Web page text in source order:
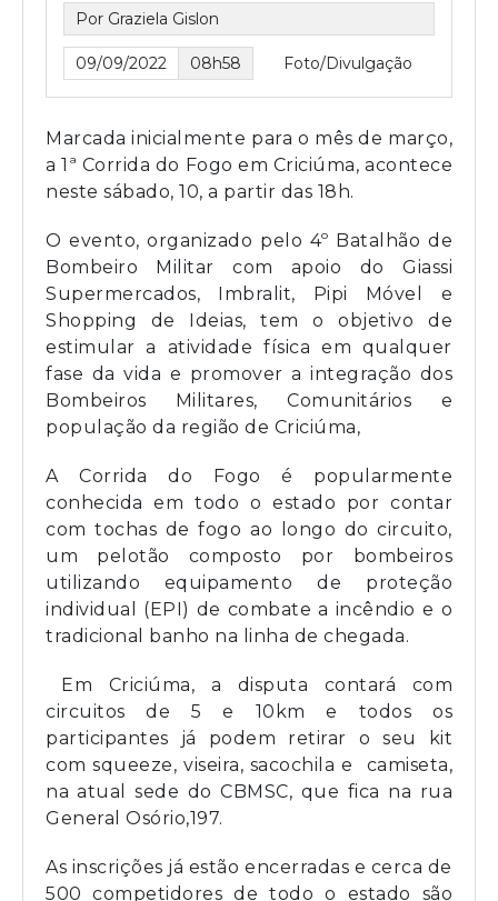
Por Graziela Gislon
09/09/2022 08h58 Foto/Divulgação
Marcada inicialmente para o mês de março,
a 1ª Corrida do Fogo em Criciúma, acontece
neste sábado, 10, a partir das 18h.
O evento, organizado pelo 4º Batalhão de
Bombeiro Militar com apoio do Giassi
Supermercados, Imbralit, Pipi Móvel e
Shopping de Ideias, tem o objetivo de
estimular a atividade física em qualquer
fase da vida e promover a integração dos
Bombeiros Militares, Comunitários e
população da região de Criciúma,
A Corrida do Fogo é popularmente
conhecida em todo o estado por contar
com tochas de fogo ao longo do circuito,
um pelotão composto por bombeiros
utilizando equipamento de proteção
individual (EPI) de combate a incêndio e o
tradicional banho na linha de chegada.
Em Criciúma, a disputa contará com
circuitos de 5 e 10km e todos os
participantes já podem retirar o seu kit
com squeeze, viseira, sacochila e camiseta,
na atual sede do CBMSC, que fica na rua
General Osório,197.
As inscrições já estão encerradas e cerca de
500 competidores de todo o estado são